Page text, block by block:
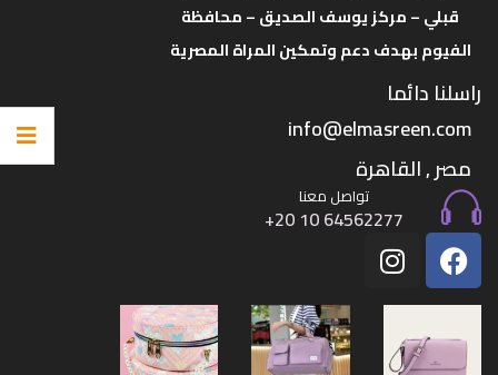
قبلي – مركز يوسف الصديق – محافظة
الفيوم بهدف دعم وتمكين المراة المصرية
راسلنا دائما
info@elmasreen.com
مصر , القاهرة
تواصل معنا